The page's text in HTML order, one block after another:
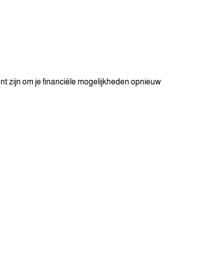
zijn om je financiële mogelijkheden opnieuw